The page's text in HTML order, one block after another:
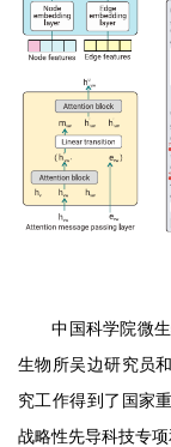
中国科学院微生
生物所吴边研究员
究工作得到了国家
战略性先导科技专